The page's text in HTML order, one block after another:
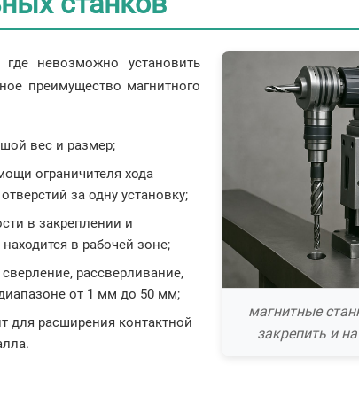
магнитные
закрепить и
невозможно установить
преимущество магнитного
вес и размер;
ограничителя хода
за одну установку;
в закреплении и
в рабочей зоне;
рассверливание,
от 1 мм до 50 мм;
для расширения контактной